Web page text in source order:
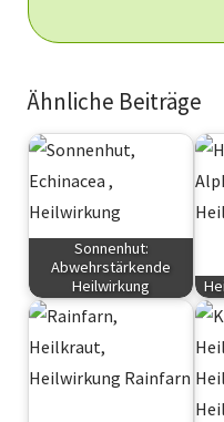
Ähnliche Beiträge
Sonnenhut:
Abwehrstärkende
Heilwirkung
Kräuter